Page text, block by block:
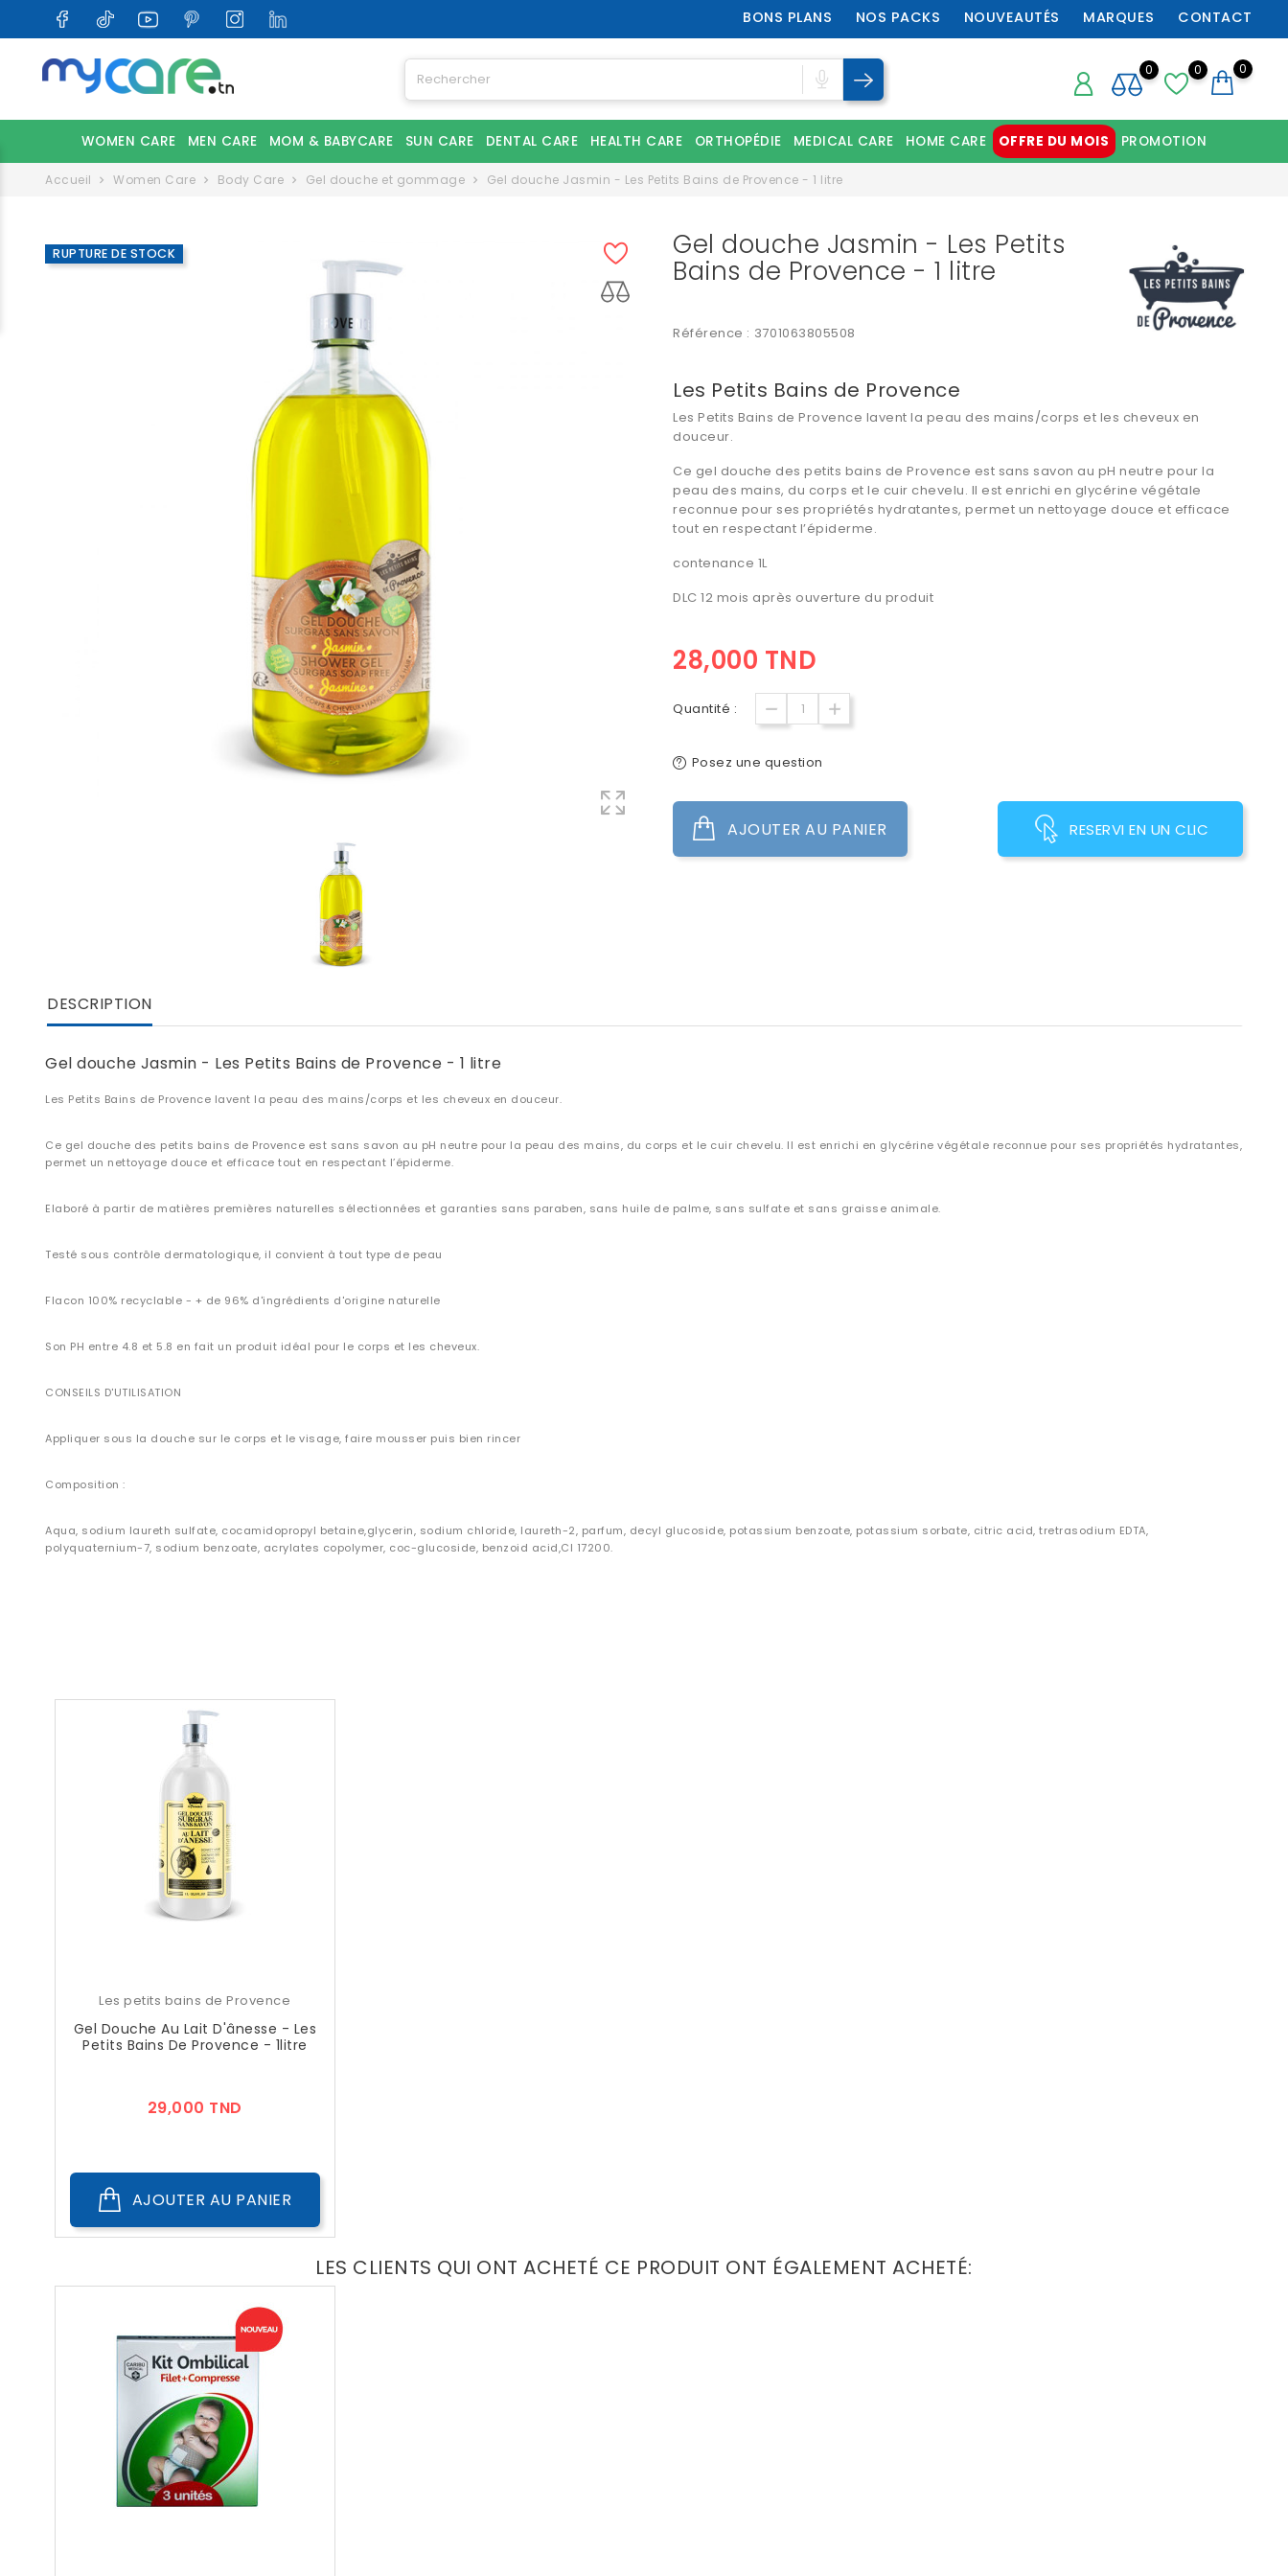
BONS PLANS NOS PACKS NOUVEAUTÉS MARQUES CONTACT
0 0
0
WOMEN CARE MEN CARE MOM & BABYCARE SUN CARE DENTAL CARE HEALTH CARE ORTHOPÉDIE MEDICAL CARE HOME CARE OFFRE DU MOIS PROMOTION
Accueil Women Care Body Care Gel douche et gommage Gel douche Jasmin - Les Petits Bains de Provence - 1 litre
RUPTURE DE STOCK Gel douche Jasmin - Les Petits
Bains de Provence - 1 litre
Référence : 3701063805508
Les Petits Bains de Provence
Les Petits Bains de Provence lavent la peau des mains/corps et les cheveux en
douceur.
Ce gel douche des petits bains de Provence est sans savon au pH neutre pour la
peau des mains, du corps et le cuir chevelu. Il est enrichi en glycérine végétale
reconnue pour ses propriétés hydratantes, permet un nettoyage douce et efficace
tout en respectant l’épiderme.
contenance 1L
DLC 12 mois après ouverture du produit
28,000 TND
Quantité :
Posez une question
AJOUTER AU PANIER RESERVI EN UN CLIC
DESCRIPTION
Gel douche Jasmin - Les Petits Bains de Provence - 1 litre
Les Petits Bains de Provence lavent la peau des mains/corps et les cheveux en douceur.
Ce gel douche des petits bains de Provence est sans savon au pH neutre pour la peau des mains, du corps et le cuir chevelu. Il est enrichi en glycérine végétale reconnue pour ses propriétés hydratantes,
permet un nettoyage douce et efficace tout en respectant l’épiderme.
Elaboré à partir de matières premières naturelles sélectionnées et garanties sans paraben, sans huile de palme, sans sulfate et sans graisse animale.
Testé sous contrôle dermatologique, il convient à tout type de peau
Flacon 100% recyclable - + de 96% d'ingrédients d'origine naturelle
Son PH entre 4.8 et 5.8 en fait un produit idéal pour le corps et les cheveux.
CONSEILS D'UTILISATION
Appliquer sous la douche sur le corps et le visage, faire mousser puis bien rincer
Composition :
Aqua, sodium laureth sulfate, cocamidopropyl betaine,glycerin, sodium chloride, laureth-2, parfum, decyl glucoside, potassium benzoate, potassium sorbate, citric acid, tretrasodium EDTA,
polyquaternium-7, sodium benzoate, acrylates copolymer, coc-glucoside, benzoid acid,CI 17200.
Les petits bains de Provence
Gel Douche Au Lait D'ânesse - Les
Petits Bains De Provence - 1litre
29,000 TND
AJOUTER AU PANIER
LES CLIENTS QUI ONT ACHETÉ CE PRODUIT ONT ÉGALEMENT ACHETÉ: